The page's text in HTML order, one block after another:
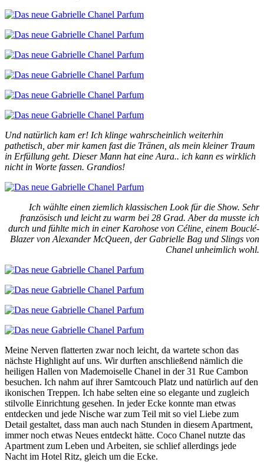
Und natürlich kam er! Ich klinge wahrscheinlich weiterhin
pathetisch, aber mir kamen fast die Tränen, als mein kleiner Traum
in Erfüllung geht. Dieser Mann hat eine Aura.. ich kann es wirklich
nicht in Worte fassen. Grandios!
Ich wählte einen ziemlich klassischen Look für die Show. Sehr
französisch und leicht zu warm bei 28 Grad. Aber da musste ich
durch und fühlte mich in einer Karohose von Céline, einem Bouclé-
Blazer von Alexander McQueen, der Gabrielle Bag und Slings von
Chanel unheimlich wohl.
Meine Nerven flatterten zwar noch leicht, da wartete schon das
nächste Highlight auf uns. Wir durften anschließend nämlich die
heiligen Hallen von Mademoiselle Chanel in der 31 Rue Cambon
besuchen. Ich nahm auf ihrer Samtcouch Platz und natürlich auf den
ikonischen Treppen. Ich habe selten eine so elegante und zugleich
stilvolle Einrichtung gesehen. In jeder Ecke konnte man etwas
entdecken und jede Nische war zum Teil mit so viel Liebe zum
Detail gestaltet, dass man auch nach Stunden in diesem Apartment,
immer noch etwas Neues entdeckt hätte. Coco Chanel nutzte das
Apartment zum Leben und Arbeiten, sie schlief allerdings jede
Nacht im Hotel Ritz, gleich um die Ecke.